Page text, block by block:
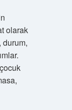
olarak
durum,